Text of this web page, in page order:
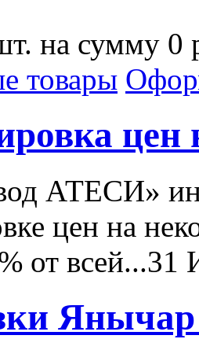
на сумму 0
товары
цен
АТЕСИ»
цен на
от всей...31
Янычар